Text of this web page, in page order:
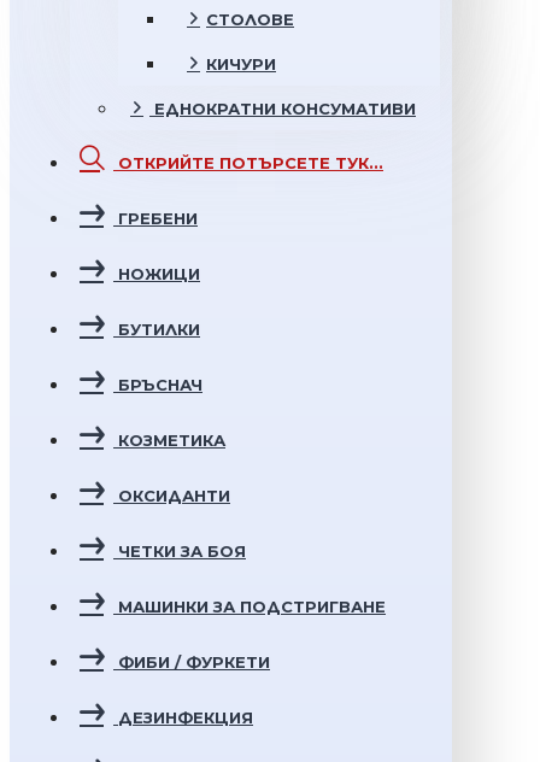
СТОЛОВЕ
КИЧУРИ
ЕДНОКРАТНИ КОНСУМАТИВИ
ОТКРИЙТЕ ПОТЪРСЕТЕ ТУК...
ГРЕБЕНИ
НОЖИЦИ
БУТИЛКИ
БРЪСНАЧ
КОЗМЕТИКА
ОКСИДАНТИ
ЧЕТКИ ЗА БОЯ
МАШИНКИ ЗА ПОДСТРИГВАНЕ
ФИБИ / ФУРКЕТИ
ДЕЗИНФЕКЦИЯ